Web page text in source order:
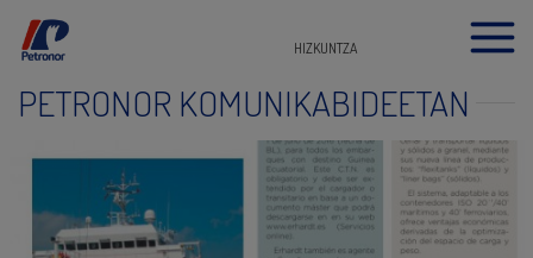
HIZKUNTZA
PETRONOR KOMUNIKABIDEETAN